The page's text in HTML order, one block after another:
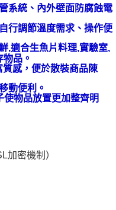
帳頁面顯示為準，若有關於
問，請聯繫「AFTEE先享後付
先享後付」服務完成之交
並將交易相關給付款項請求債
：
之損失，本公司不負相關責
帳號之用戶狀況，依本公司即
冊。若發現惡意使用之情形，
用額度並採取法律行動。
系統、內外壁面防腐蝕電
行調節溫度需求、操作便
,適合生魚片料理,實驗室,
品。
感，便於散裝商品陳
動便利 。
物品放置更加整齊明
加密機制）